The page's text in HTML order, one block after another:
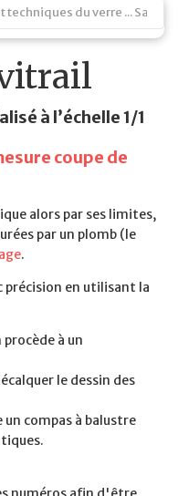
à l’échelle 1/1
coupe de
alors par ses limites,
par un plomb (le
.
précision en utilisant la
à un
le dessin des
un compas à balustre